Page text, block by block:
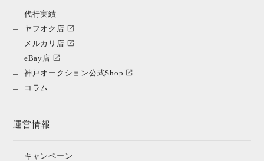
代行実績
ヤフオク店
メルカリ店
eBay店
神戸オークション公式Shop
コラム
運営情報
キャンペーン